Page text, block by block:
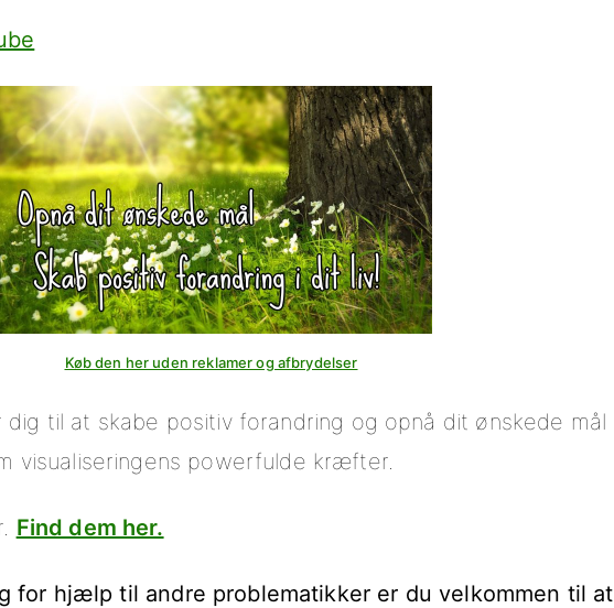
Køb den her uden reklamer og afbrydelser
til at skabe positiv forandring og opnå dit ønskede mål
visualiseringens powerfulde kræfter.
Find dem her.
for hjælp til andre problematikker er du velkommen til at